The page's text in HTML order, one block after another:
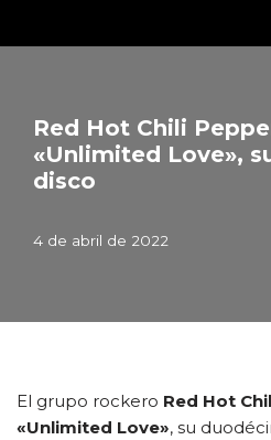
Red Hot Chili
«Unlimited Love»,
disco
4 de abril de 2022
El grupo rockero Red Hot
«Unlimited Love», su